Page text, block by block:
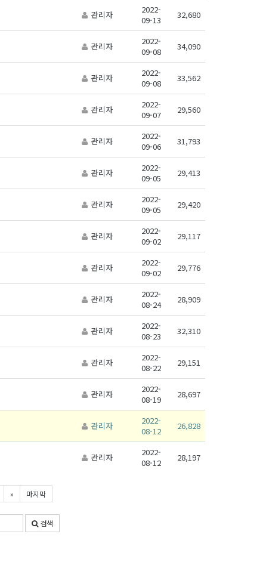
관리자
2022-
09-13
32,680
관리자
2022-
09-08
34,090
관리자
2022-
09-08
33,562
관리자
2022-
09-07
29,560
관리자
2022-
09-06
31,793
관리자
2022-
09-05
29,413
관리자
2022-
09-05
29,420
관리자
2022-
09-02
29,117
관리자
2022-
09-02
29,776
관리자
2022-
08-24
28,909
관리자
2022-
08-23
32,310
관리자
2022-
08-22
29,151
관리자
2022-
08-19
28,697
관리자
2022-
08-12
26,828
관리자
2022-
08-12
28,197
» 마지막
검색